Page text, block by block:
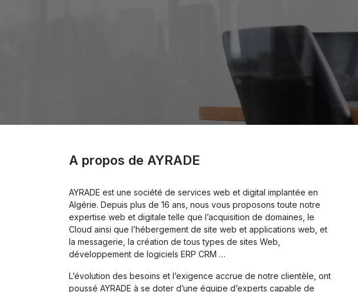
A propos de AYRADE
AYRADE est une société de services web et digital implantée en
Algérie. Depuis plus de 16 ans, nous vous proposons toute notre
expertise web et digitale telle que l’acquisition de domaines, le
Cloud ainsi que l’hébergement de site web et applications web, et
la messagerie, la création de tous types de sites Web,
développement de logiciels ERP CRM …
L’évolution des besoins et l’exigence accrue de notre clientèle, ont
poussé AYRADE à se doter d’une équipe d’experts capable de